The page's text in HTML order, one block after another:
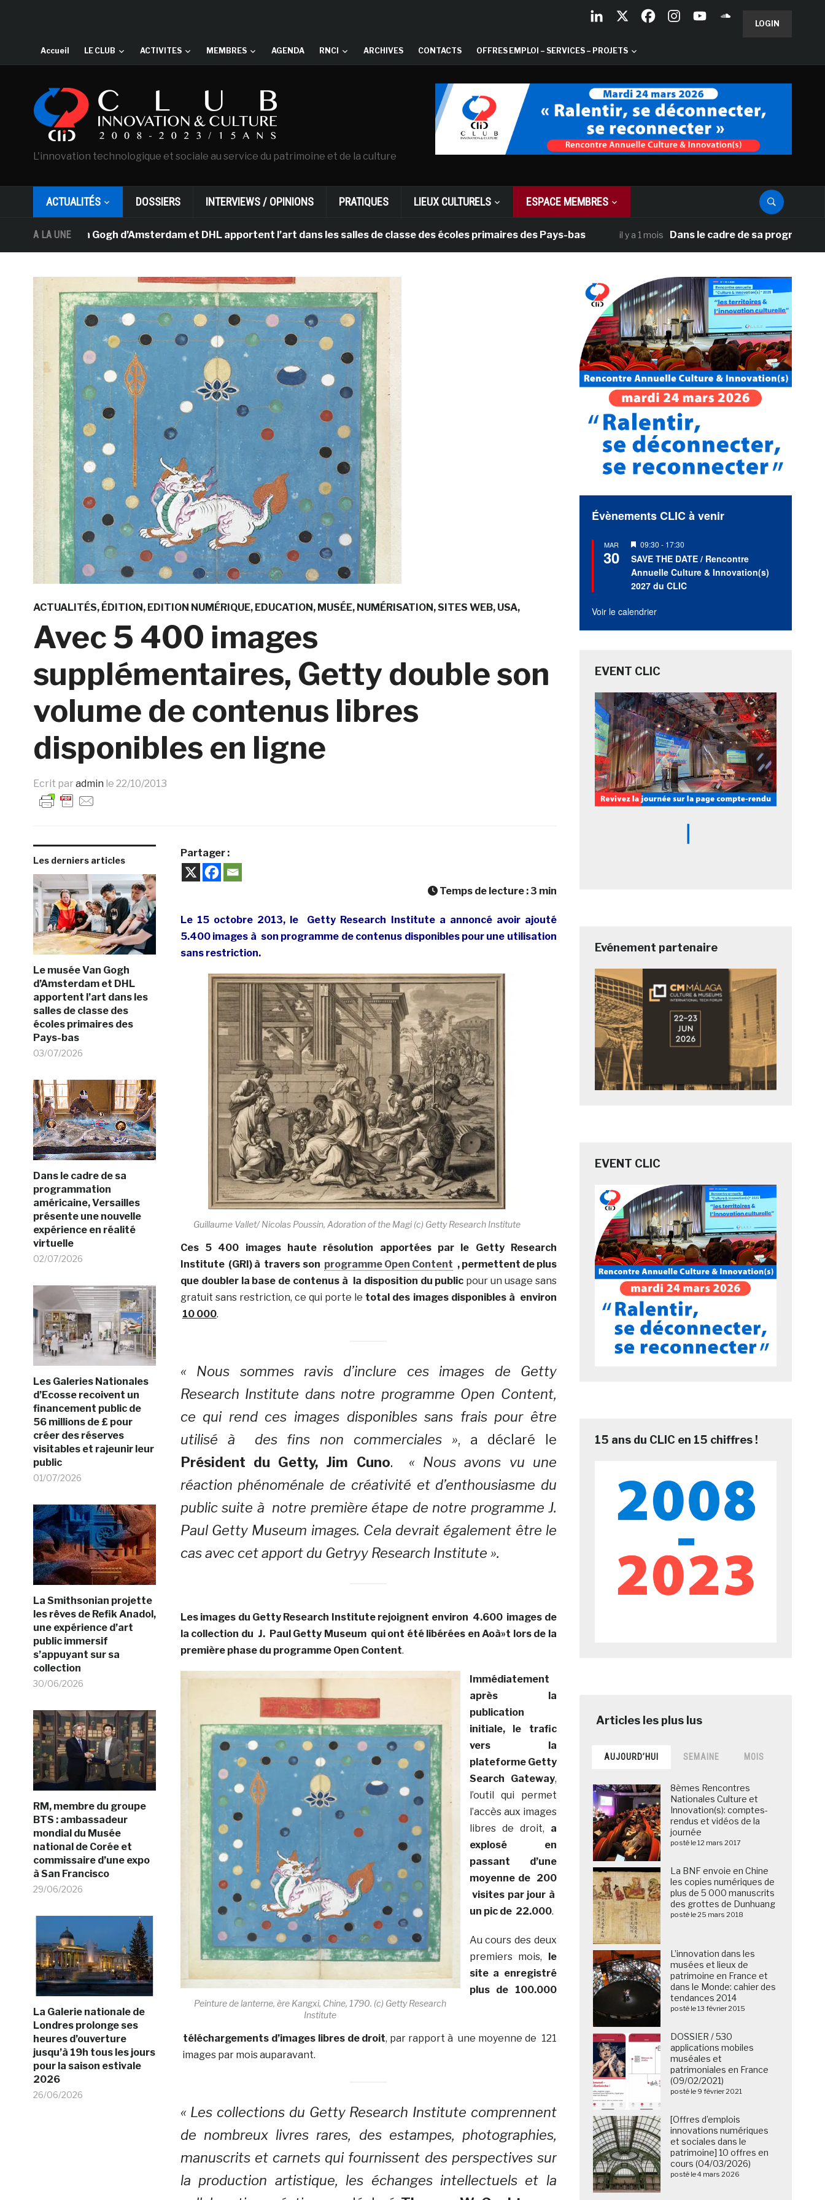
LOGIN
Accueil LE CLUB ACTIVITES MEMBRES AGENDA RNCI ARCHIVES CONTACTS OFFRES EMPLOI – SERVICES – PROJETS
L'innovation technologique et sociale au service du patrimoine et de la culture
ACTUALITÉS DOSSIERS INTERVIEWS / OPINIONS PRATIQUES LIEUX CULTURELS ESPACE MEMBRES
A LA UNE
Van Gogh d’Amsterdam et DHL apportent l’art dans les salles de classe des écoles primaires des Pays-bas il y a 1 mois Dans le cadre de sa programmation
ACTUALITÉS ÉDITION EDITION NUMÉRIQUE EDUCATION MUSÉE NUMÉRISATION SITES WEB USA
Avec 5 400 images
supplémentaires, Getty double son
volume de contenus libres
disponibles en ligne
Ecrit par admin le 22/10/2013
Les derniers articles
Le musée Van Gogh
d’Amsterdam et DHL
apportent l’art dans les
salles de classe des
écoles primaires des
Pays-bas
03/07/2026
Dans le cadre de sa
programmation
américaine, Versailles
présente une nouvelle
expérience en réalité
virtuelle
02/07/2026
Les Galeries Nationales
d’Ecosse recoivent un
financement public de
56 millions de £ pour
créer des réserves
visitables et rajeunir leur
public
01/07/2026
La Smithsonian projette
les rêves de Refik Anadol,
une expérience d’art
public immersif
s’appuyant sur sa
collection
30/06/2026
RM, membre du groupe
BTS : ambassadeur
mondial du Musée
national de Corée et
commissaire d’une expo
à San Francisco
29/06/2026
La Galerie nationale de
Londres prolonge ses
heures d’ouverture
jusqu’à 19h tous les jours
pour la saison estivale
2026
26/06/2026
Partager :
Temps de lecture : 3 min
Le 15 octobre 2013, le Getty Research Institute a annoncé avoir ajouté
5.400 images à son programme de contenus disponibles pour une utilisation
sans restriction.
Guillaume Vallet/ Nicolas Poussin, Adoration of the Magi (c) Getty Research Institute
Ces 5 400 images haute résolution apportées par le Getty Research
Institute (GRI) à travers son programme Open Content , permettent de plus
que doubler la base de contenus à la disposition du public pour un usage sans
gratuit sans restriction, ce qui porte le total des images disponibles à environ
10 000.
« Nous sommes ravis d’inclure ces images de Getty
Research Institute dans notre programme Open Content,
ce qui rend ces images disponibles sans frais pour être
utilisé à des fins non commerciales », a déclaré le
Président du Getty, Jim Cuno. « Nous avons vu une
réaction phénoménale de créativité et d’enthousiasme du
public suite à notre première étape de notre programme J.
Paul Getty Museum images. Cela devrait également être le
cas avec cet apport du Getryy Research Institute ».
Les images du Getty Research Institute rejoignent environ 4.600 images de
la collection du J. Paul Getty Museum qui ont été libérées en Aoà»t lors de la
première phase du programme Open Content.
Peinture de lanterne, ère Kangxi, Chine, 1790. (c) Getty Research
Institute
Immédiatement
après la
publication
initiale, le trafic
vers la
plateforme Getty
Search Gateway,
l’outil qui permet
l’accès aux images
libres de droit, a
explosé en
passant d’une
moyenne de 200
visites par jour à
un pic de 22.000.
Au cours des deux
premiers mois, le
site a enregistré
plus de 100.000
téléchargements d’images libres de droit, par rapport à une moyenne de 121
images par mois auparavant.
« Les collections du Getty Research Institute comprennent
de nombreux livres rares, des estampes, photographies,
manuscrits et carnets qui fournissent des perspectives sur
la production artistique, les échanges intellectuels et la
Évènements CLIC à venir
MAR
30
Mis
en
avant
09:30 - 17:30
SAVE THE DATE / Rencontre
Annuelle Culture & Innovation(s)
2027 du CLIC
Voir le calendrier
EVENT CLIC
Evénement partenaire
EVENT CLIC
15 ans du CLIC en 15 chiffres !
AUJOURD’HUI SEMAINE MOIS
8èmes Rencontres
Nationales Culture et
Innovation(s): comptes-
rendus et vidéos de la
journée
posté le 12 mars 2017
La BNF envoie en Chine
les copies numériques de
plus de 5 000 manuscrits
des grottes de Dunhuang
posté le 25 mars 2018
L’innovation dans les
musées et lieux de
patrimoine en France et
dans le Monde: cahier des
tendances 2014
posté le 13 février 2015
DOSSIER / 530
applications mobiles
muséales et
patrimoniales en France
(09/02/2021)
posté le 9 février 2021
[Offres d’emplois
innovations numériques
et sociales dans le
patrimoine] 10 offres en
cours (04/03/2026)
posté le 4 mars 2026